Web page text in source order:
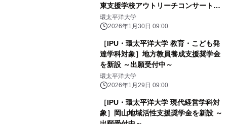
東支援学校アウトリーチコンサートを
実施
環太平洋大学
2026年1月30日 09:00
［IPU・環太平洋大学 教育・こども発
達学科対象］地方教員養成支援奨学金
を新設 ～出願受付中～
環太平洋大学
2026年1月29日 09:00
［IPU・環太平洋大学 現代経営学科対
象］岡山地域活性支援奨学金を新設 ～